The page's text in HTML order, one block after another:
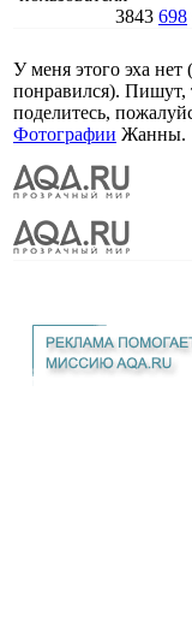
3843 698
У меня этого эха нет
понравился). Пишут,
поделитесь,
Фотографии Жанны.